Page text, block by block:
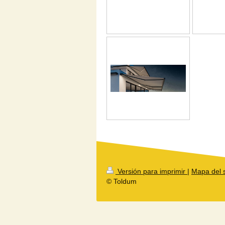
Versión para imprimir | Mapa del
© Toldum